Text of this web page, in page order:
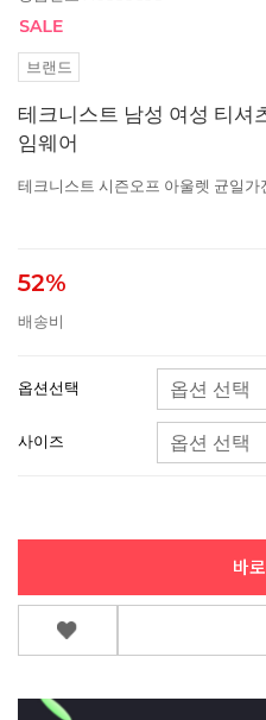
브랜드
테크니스트 남성 여성 티셔
임웨어
테크니스트 시즌오프 아울렛 균일가
52%
배송비
옵션선택
사이즈
바